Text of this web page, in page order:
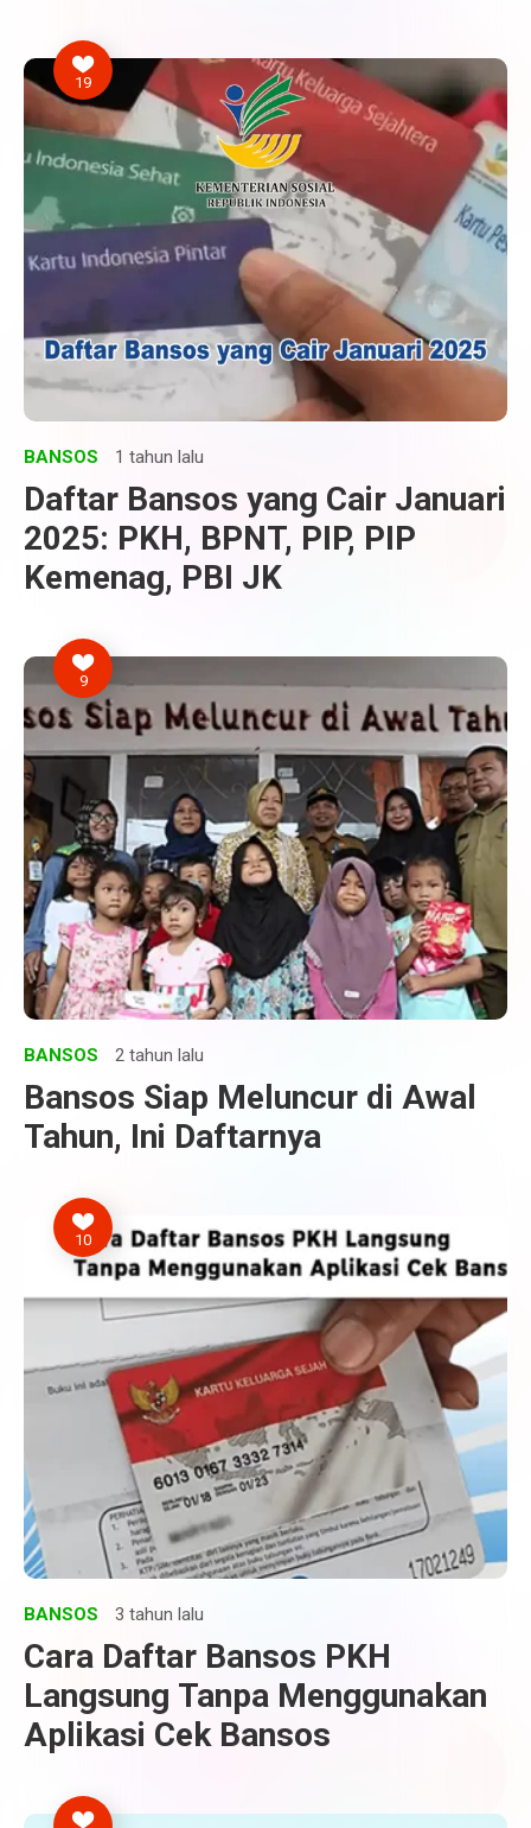
19
BANSOS 1 tahun lalu
Daftar Bansos yang Cair Januari
2025: PKH, BPNT, PIP, PIP
Kemenag, PBI JK
9
BANSOS 2 tahun lalu
Bansos Siap Meluncur di Awal
Tahun, Ini Daftarnya
10
BANSOS 3 tahun lalu
Cara Daftar Bansos PKH
Langsung Tanpa Menggunakan
Aplikasi Cek Bansos